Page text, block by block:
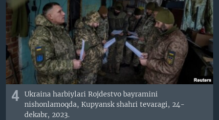
4
Ukraina harbiylari Rojdestvo bayramini
nishonlamoqda, Kupyansk shahri tevaragi, 24-
dekabr, 2023.